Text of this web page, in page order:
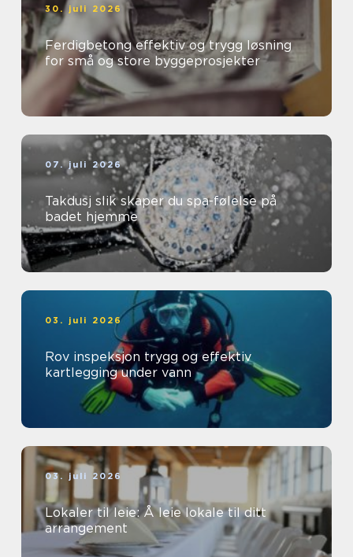
30. juli 2026
Ferdigbetong effektiv og trygg løsning
for små og store byggeprosjekter
07. juli 2026
Takdusj slik skaper du spa-følelse på
badet hjemme
03. juli 2026
Rov inspeksjon trygg og effektiv
kartlegging under vann
03. juli 2026
Lokaler til leie: Å leie lokale til ditt
arrangement